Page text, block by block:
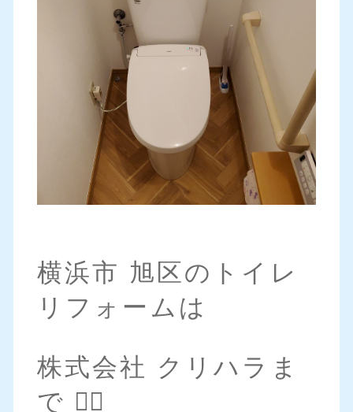
横浜市 旭区のトイレ
リフォームは
株式会社 クリハラま
で 💁‍♀️